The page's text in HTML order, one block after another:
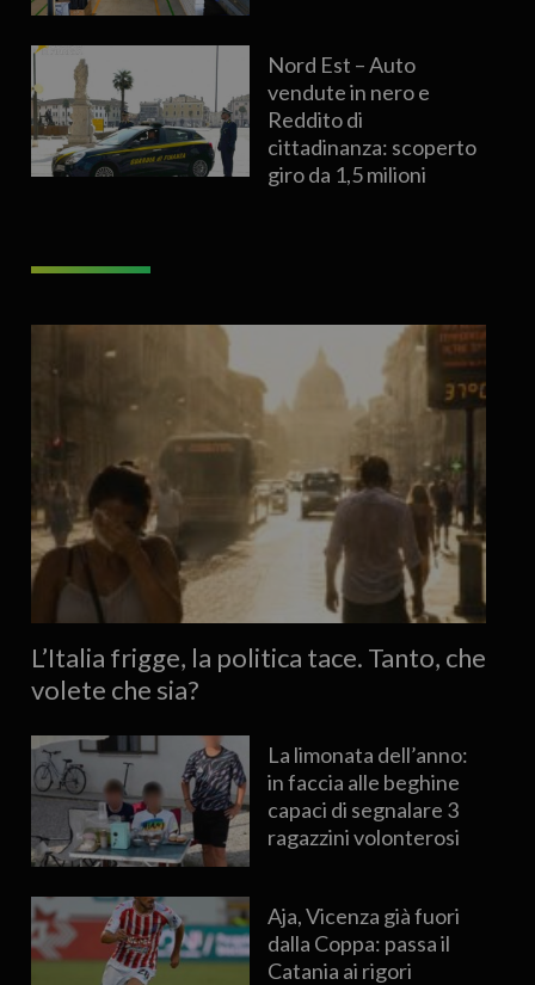
Nord Est – Auto
vendute in nero e
Reddito di
cittadinanza: scoperto
giro da 1,5 milioni
L’Italia frigge, la politica tace. Tanto, che
volete che sia?
La limonata dell’anno:
in faccia alle beghine
capaci di segnalare 3
ragazzini volonterosi
Aja, Vicenza già fuori
dalla Coppa: passa il
Catania ai rigori